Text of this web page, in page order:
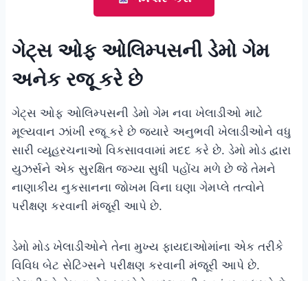
ગેટ્સ ઓફ ઓલિમ્પસની ડેમો ગેમ
અનેક રજૂ કરે છે
ગેટ્સ ઓફ ઓલિમ્પસની ડેમો ગેમ નવા ખેલાડીઓ માટે
મૂલ્યવાન ઝાંખી રજૂ કરે છે જ્યારે અનુભવી ખેલાડીઓને વધુ
સારી વ્યૂહરચનાઓ વિકસાવવામાં મદદ કરે છે. ડેમો મોડ દ્વારા
યુઝર્સને એક સુરક્ષિત જગ્યા સુધી પહોંચ મળે છે જે તેમને
નાણાકીય નુકસાનના જોખમ વિના ઘણા ગેમપ્લે તત્વોને
પરીક્ષણ કરવાની મંજૂરી આપે છે.
ડેમો મોડ ખેલાડીઓને તેના મુખ્ય ફાયદાઓમાંના એક તરીકે
વિવિધ બેટ સેટિંગ્સને પરીક્ષણ કરવાની મંજૂરી આપે છે.